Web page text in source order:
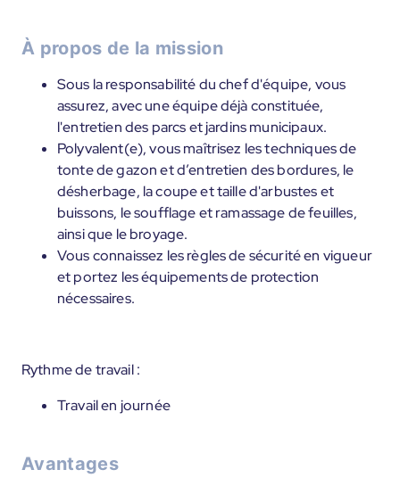
À propos de la mission
Sous la responsabilité du chef d'équipe, vous
assurez, avec une équipe déjà constituée,
l'entretien des parcs et jardins municipaux.
Polyvalent(e), vous maîtrisez les techniques de
tonte de gazon et d’entretien des bordures, le
désherbage, la coupe et taille d'arbustes et
buissons, le soufflage et ramassage de feuilles,
ainsi que le broyage.
Vous connaissez les règles de sécurité en vigueur
et portez les équipements de protection
nécessaires.
Rythme de travail :
Travail en journée
Avantages